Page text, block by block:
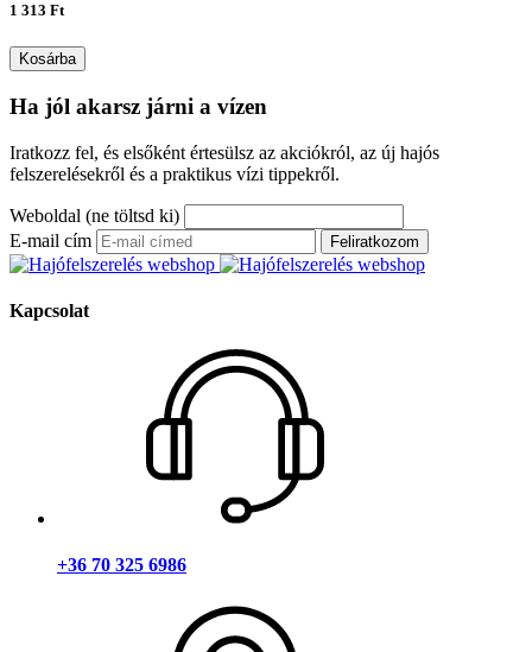
1 313 Ft
Kosárba
Ha jól akarsz járni a vízen
Iratkozz fel, és elsőként értesülsz az akciókról, az új hajós
felszerelésekről és a praktikus vízi tippekről.
Weboldal (ne töltsd ki)
E-mail cím
Feliratkozom
Kapcsolat
+36 70 325 6986